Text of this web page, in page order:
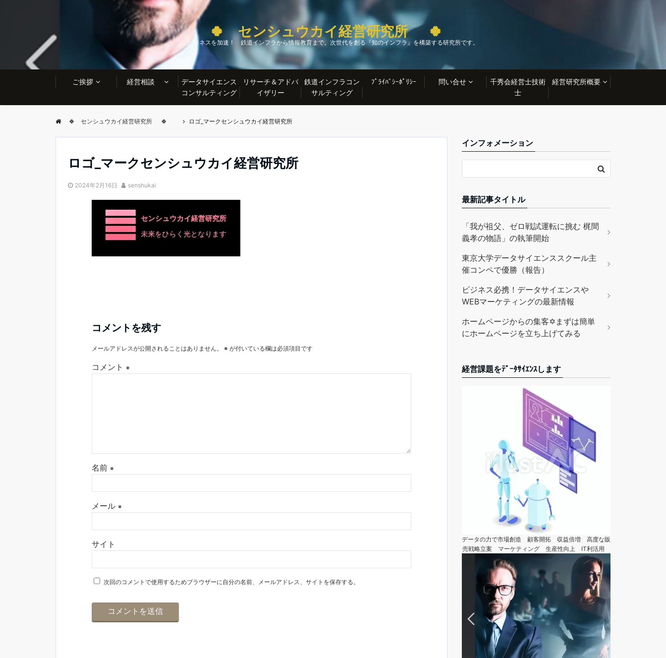
🍀 センシュウカイ経営研究所 🍀
ビジネスを加速！ 鉄道インフラから情報教育まで。次世代を創る『知のインフラ』を構築する研究所です。
ご挨拶 経営相談
データサイエンス
コンサルティング
リサーチ＆アドバ
イザリー
鉄道インフラコン
サルティング
ﾌﾟﾗｲﾊﾞｼｰﾎﾟﾘｼｰ 問い合せ
千秀会経営士技術
士
経営研究所概要
🍀 センシュウカイ経営研究所 🍀 ロゴ_マークセンシュウカイ経営研究所
ロゴ_マークセンシュウカイ経営研究所
2024年2月16日 senshukai
コメントを残す
メールアドレスが公開されることはありません。 ※ が付いている欄は必須項目です
コメント ※
名前 ※
メール ※
サイト
次回のコメントで使用するためブラウザーに自分の名前、メールアドレス、サイトを保存する。
インフォメーション
最新記事タイトル
「我が祖父、ゼロ戦試運転に挑む 梶間
義孝の物語」の執筆開始
東京大学データサイエンススクール主
催コンペで優勝（報告）
ビジネス必携！データサイエンスや
WEBマーケティングの最新情報
ホームページからの集客✡まずは簡単
にホームページを立ち上げてみる
経営課題をﾃﾞｰﾀｻｲｴﾝｽします
データの力で市場創造 顧客開拓 収益倍増 高度な販
売戦略立案 マーケティング 生産性向上 IT利活用